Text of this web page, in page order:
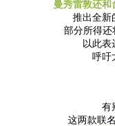
曼秀雷敦还和
推出全新
部分所得还
以此表
呼吁
有
这两款联